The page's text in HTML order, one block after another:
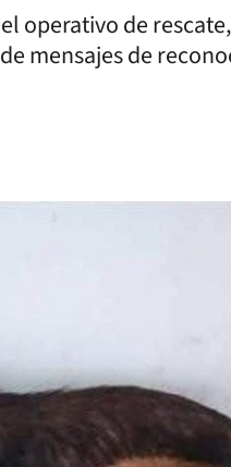
operativo de
mensajes de